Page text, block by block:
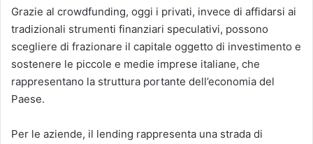
Grazie al crowdfunding, oggi i privati, invece di affidarsi ai
tradizionali strumenti finanziari speculativi, possono
scegliere di frazionare il capitale oggetto di investimento e
sostenere le piccole e medie imprese italiane, che
rappresentano la struttura portante dell’economia del
Paese.
Per le aziende, il lending rappresenta una strada di